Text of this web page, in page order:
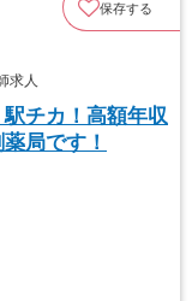
保存する
求人
駅チカ！高額年収
局です！